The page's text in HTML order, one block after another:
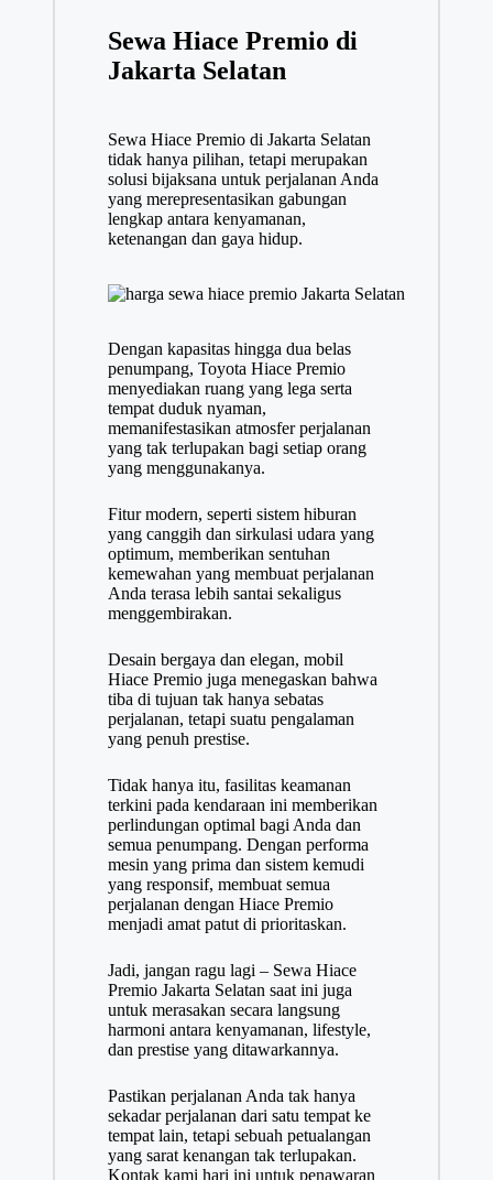
Sewa Hiace Premio di
Jakarta Selatan
Sewa Hiace Premio di Jakarta Selatan
tidak hanya pilihan, tetapi merupakan
solusi bijaksana untuk perjalanan Anda
yang merepresentasikan gabungan
lengkap antara kenyamanan,
ketenangan dan gaya hidup.
Dengan kapasitas hingga dua belas
penumpang, Toyota Hiace Premio
menyediakan ruang yang lega serta
tempat duduk nyaman,
memanifestasikan atmosfer perjalanan
yang tak terlupakan bagi setiap orang
yang menggunakanya.
Fitur modern, seperti sistem hiburan
yang canggih dan sirkulasi udara yang
optimum, memberikan sentuhan
kemewahan yang membuat perjalanan
Anda terasa lebih santai sekaligus
menggembirakan.
Desain bergaya dan elegan, mobil
Hiace Premio juga menegaskan bahwa
tiba di tujuan tak hanya sebatas
perjalanan, tetapi suatu pengalaman
yang penuh prestise.
Tidak hanya itu, fasilitas keamanan
terkini pada kendaraan ini memberikan
perlindungan optimal bagi Anda dan
semua penumpang. Dengan performa
mesin yang prima dan sistem kemudi
yang responsif, membuat semua
perjalanan dengan Hiace Premio
menjadi amat patut di prioritaskan.
Jadi, jangan ragu lagi – Sewa Hiace
Premio Jakarta Selatan saat ini juga
untuk merasakan secara langsung
harmoni antara kenyamanan, lifestyle,
dan prestise yang ditawarkannya.
Pastikan perjalanan Anda tak hanya
sekadar perjalanan dari satu tempat ke
tempat lain, tetapi sebuah petualangan
yang sarat kenangan tak terlupakan.
Kontak kami hari ini untuk penawaran